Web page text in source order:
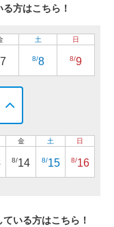
方はこちら！
7
土
8/8
日
8/9
金
8/14
土
8/15
日
8/16
いる方はこちら！